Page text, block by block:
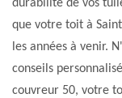
durabilité de vos
que votre toit à
les années à venir.
conseils
couvreur 50, votre